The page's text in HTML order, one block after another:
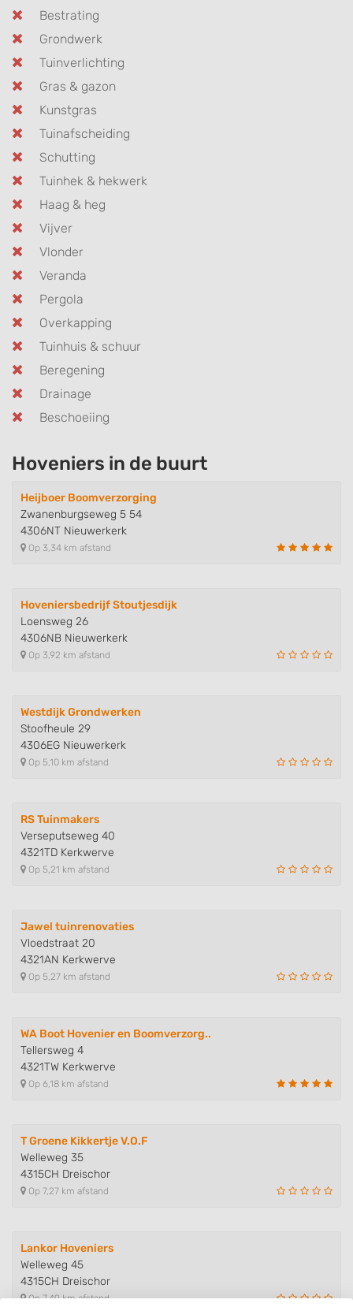
Bestrating
Grondwerk
Tuinverlichting
Gras & gazon
Kunstgras
Tuinafscheiding
Schutting
Tuinhek & hekwerk
Haag & heg
Vijver
Vlonder
Veranda
Pergola
Overkapping
Tuinhuis & schuur
Beregening
Drainage
Beschoeiing
Hoveniers in de buurt
Heijboer Boomverzorging
Zwanenburgseweg 5 54
4306NT Nieuwerkerk
Op 3,34 km afstand
Hoveniersbedrijf Stoutjesdijk
Loensweg 26
4306NB Nieuwerkerk
Op 3,92 km afstand
Westdijk Grondwerken
Stoofheule 29
4306EG Nieuwerkerk
Op 5,10 km afstand
RS Tuinmakers
Verseputseweg 40
4321TD Kerkwerve
Op 5,21 km afstand
Jawel tuinrenovaties
Vloedstraat 20
4321AN Kerkwerve
Op 5,27 km afstand
WA Boot Hovenier en Boomverzorg..
Tellersweg 4
4321TW Kerkwerve
Op 6,18 km afstand
T Groene Kikkertje V.O.F
Welleweg 35
4315CH Dreischor
Op 7,27 km afstand
Lankor Hoveniers
Welleweg 45
4315CH Dreischor
Op 7,49 km afstand